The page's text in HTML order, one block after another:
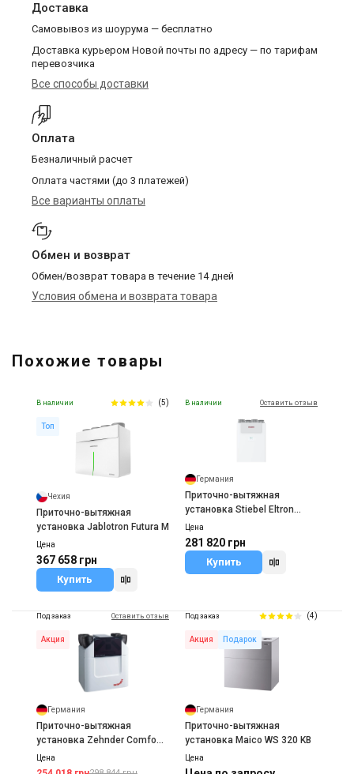
Доставка
Самовывоз из шоурума — бесплатно
Доставка курьером Новой почты по адресу — по тарифам
перевозчика
Все способы доставки
Оплата
Безналичный расчет
Оплата частями (до 3 платежей)
Все варианты оплаты
Обмен и возврат
Обмен/возврат товара в течение 14 дней
Условия обмена и возврата товара
Похожие товары
В наличии (5)
Топ
Чехия
Приточно-вытяжная
установка Jablotron Futura M
Цена
367 658 грн
Купить
В наличии Оставить отзыв
Германия
Приточно-вытяжная
установка Stiebel Eltron
VRC-W 400
Цена
281 820 грн
Купить
Под заказ Оставить отзыв
Акция
Германия
Приточно-вытяжная
установка Zehnder ComfoAir
Q350 TR
Цена
Под заказ (4)
Акция Подарок
Германия
Приточно-вытяжная
установка Maico WS 320 KB
Цена